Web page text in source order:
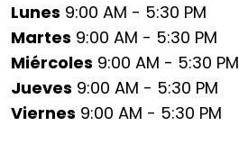
Lunes 9:00 AM - 5:30 PM
Martes 9:00 AM - 5:30 PM
Miércoles 9:00 AM - 5:30 PM
Jueves 9:00 AM - 5:30 PM
Viernes 9:00 AM - 5:30 PM